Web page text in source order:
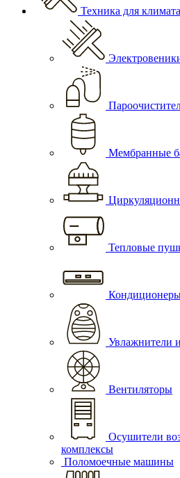
Техника для
Мембранные
Тепловые
Увлажнители
Вентиляторы
Осушители
комплексы
Поломоечные машины